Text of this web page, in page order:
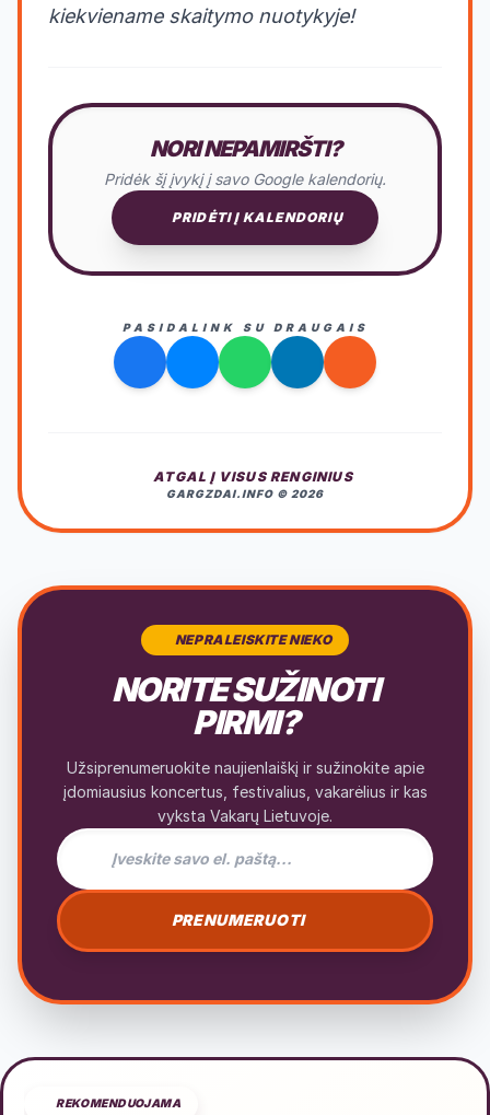
kiekviename skaitymo nuotykyje!
NORI NEPAMIRŠTI?
Pridėk šį įvykį į savo Google kalendorių.
PRIDĖTI Į KALENDORIŲ
PASIDALINK SU DRAUGAIS
ATGAL Į VISUS RENGINIUS
GARGZDAI.INFO © 2026
NEPRALEISKITE NIEKO
NORITE SUŽINOTI
PIRMI?
Užsiprenumeruokite naujienlaiškį ir sužinokite apie
įdomiausius koncertus, festivalius, vakarėlius ir kas
vyksta Vakarų Lietuvoje.
El. pašto adresas naujienlaiškiui
PRENUMERUOTI
REKOMENDUOJAMA